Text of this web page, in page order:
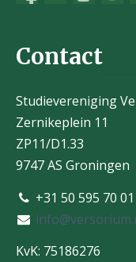
Contact
Studievereniging
Zernikeplein 11
ZP11/D1.33
9747 AS Groningen
+31 50 595 70 01
KvK: 75186276